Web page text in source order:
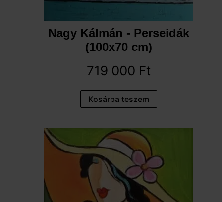
Nagy Kálmán - Perseidák
(100x70 cm)
719 000 Ft
Kosárba teszem